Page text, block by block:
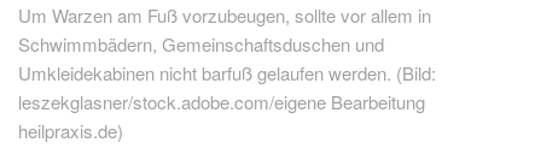
Um Warzen am Fuß vorzubeugen, sollte vor allem in
Schwimmbädern, Gemeinschaftsduschen und
Umkleidekabinen nicht barfuß gelaufen werden. (Bild:
leszekglasner/stock.adobe.com/eigene Bearbeitung
heilpraxis.de)